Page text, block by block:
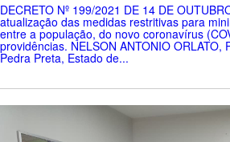
DECRETO Nº 199/2021 DE 14 DE
atualização das medidas restritivas para
entre a população, do novo coronavírus
providências. NELSON ANTONIO ORLATO,
Pedra Preta, Estado de...